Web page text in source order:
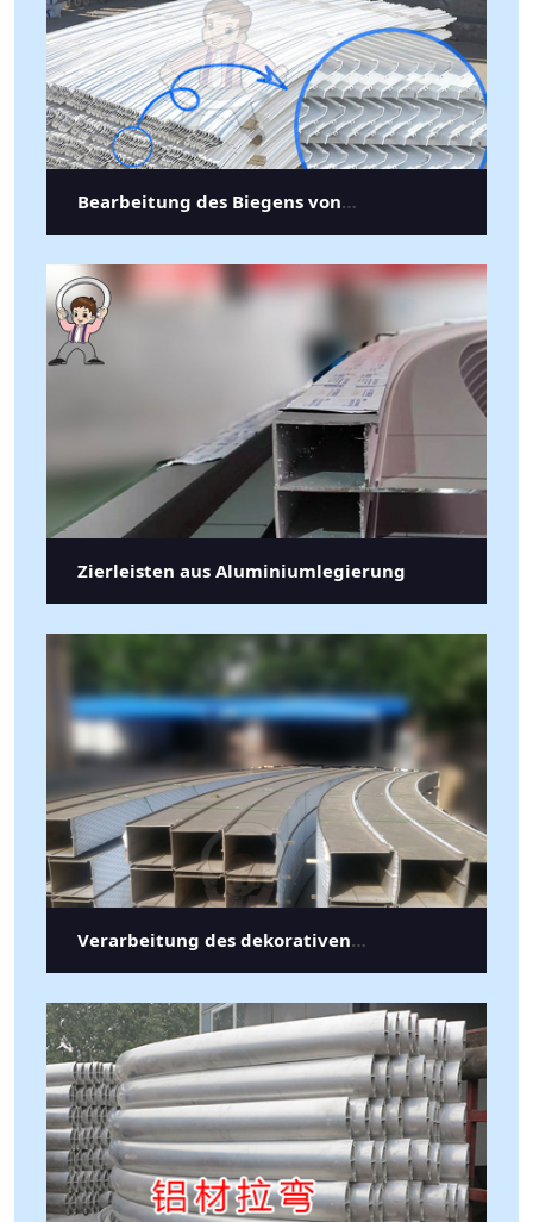
Bearbeitung des Biegens von
Aluminiumlamellen
Zierleisten aus Aluminiumlegierung
Verarbeitung des dekorativen
Rohrbiegens aus Aluminiumlegierung